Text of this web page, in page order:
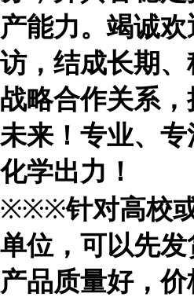
产能力。竭诚
访，结成长期
战略合作关系
未来！专业、
化学出力！
※※※针对高校
单位，可以先发
产品质量好，